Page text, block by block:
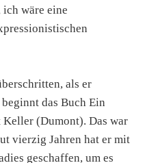
wäre eine
als er
das Buch Ein
(Dumont). Das war
vierzig Jahren hat er mit
geschaffen, um es